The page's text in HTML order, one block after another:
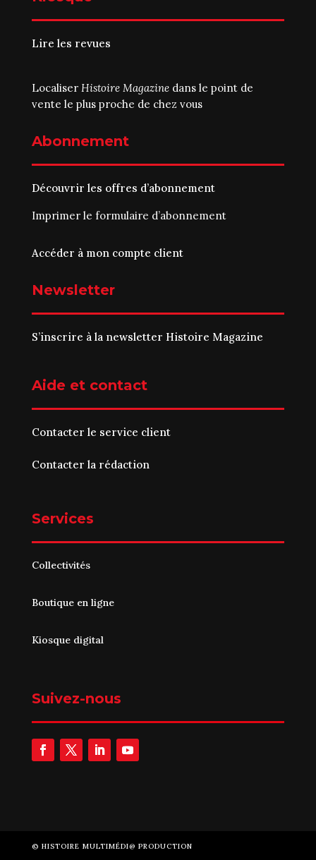
Lire les revues
Localiser Histoire Magazinedans le point de
vente le plus proche de chez vous
Abonnement
Découvrir les offres d’abonnement
Imprimer le formulaire d’abonnement
Accéder à mon compte client
Newsletter
S’inscrire à la newsletter Histoire Magazine
Aide et contact
Contacter le service client
Contacter la rédaction
Services
Collectivités
Boutique en ligne
Kiosque digital
Suivez-nous
© HISTOIRE MULTIMÉDI@ PRODUCTION